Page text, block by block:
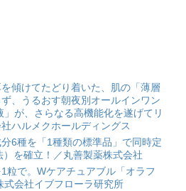
傾けてたどり着いた、肌の「薄層
、うるおす朝夜別オールインワン
」が、さらなる高機能化を遂げてリ
ハルメクホールディングス
6種を「1種類の標準品」で同時定
を確立！／丸善製薬株式会社
粒で。Wケアチュアブル「オラフ
式会社イブフローラ研究所